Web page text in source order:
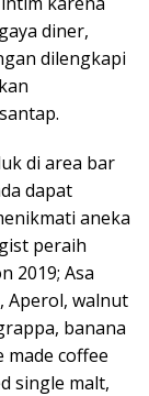
diner,
dilengkapi
di area bar
dapat
aneka
peraih
2019; Asa
Aperol, walnut
banana
made coffee
single malt,